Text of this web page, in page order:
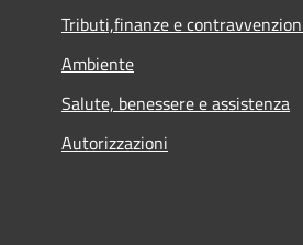
Tributi,finanze e
Ambiente
Salute, benessere e assistenza
Autorizzazioni